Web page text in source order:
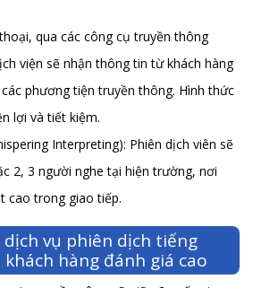
qua các công cụ truyền thông
viện sẽ nhận thông tin từ khách hàng
phương tiện truyền thông. Hình thức
lợi và tiết kiệm.
Interpreting): Phiên dịch viên sẽ
2, 3 người nghe tại hiện trường, nơi
cao trong giao tiếp.
vụ phiên dịch tiếng
hàng đánh giá cao